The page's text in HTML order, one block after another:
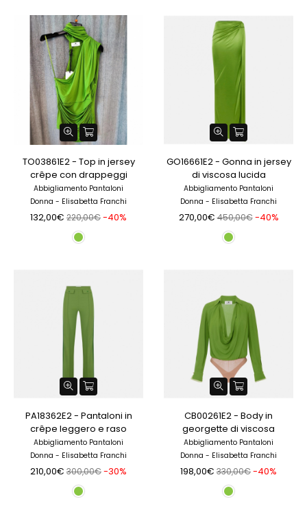
TO03861E2 - Top in jersey
crêpe con drappeggi
Abbigliamento Pantaloni
Donna - Elisabetta Franchi
132,00€ 220,00€-40%
GO16661E2 - Gonna in jersey
di viscosa lucida
Abbigliamento Pantaloni
Donna - Elisabetta Franchi
270,00€ 450,00€ -40%
PA18362E2 - Pantaloni in
crêpe leggero e raso
Abbigliamento Pantaloni
Donna - Elisabetta Franchi
210,00€ 300,00€-30%
CB00261E2 - Body in
georgette di viscosa
Abbigliamento Pantaloni
Donna - Elisabetta Franchi
198,00€ 330,00€-40%